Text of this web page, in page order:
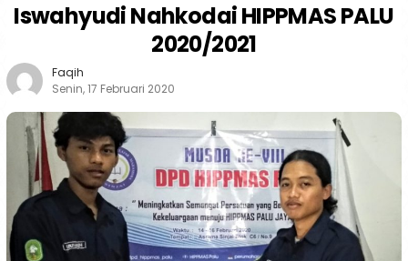
Iswahyudi Nahkodai HIPPMAS PALU
2020/2021
Faqih
Senin, 17 Februari 2020